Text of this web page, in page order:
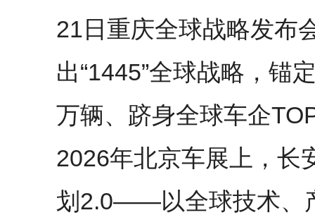
21日重庆全球战略发布
出“1445”全球战略，锚
万辆、跻身全球车企
2026年北京车展上，长
划2.0——以全球技术、